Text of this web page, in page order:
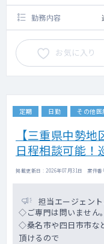
勤務内容
お気に入り
定期 日勤 その他医
【三重県中勢
日程相談可能！
掲載更新日 : 2026年07月31日 案件番
担当エージェント
◇ご専門は問いません。
◇桑名市や四日市市な
頂けるので